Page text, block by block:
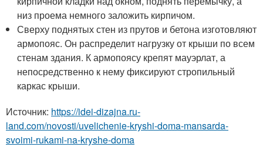
низ проема немного заложить кирпичом.
Сверху поднятых стен из прутов и бетона изготовляют
армопояс. Он распределит нагрузку от крыши по всем
стенам здания. К армопоясу крепят мауэрлат, а
непосредственно к нему фиксируют стропильный
каркас крыши.
Источник: https://idei-dizajna.ru-
land.com/novosti/uvelichenie-kryshi-doma-mansarda-
svoimi-rukami-na-kryshe-doma